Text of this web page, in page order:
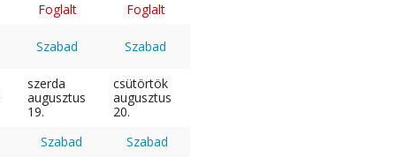
Foglalt
Foglalt
Szabad Szabad
szerda
augusztus
19.
csütörtök
augusztus
20.
Szabad
Szabad